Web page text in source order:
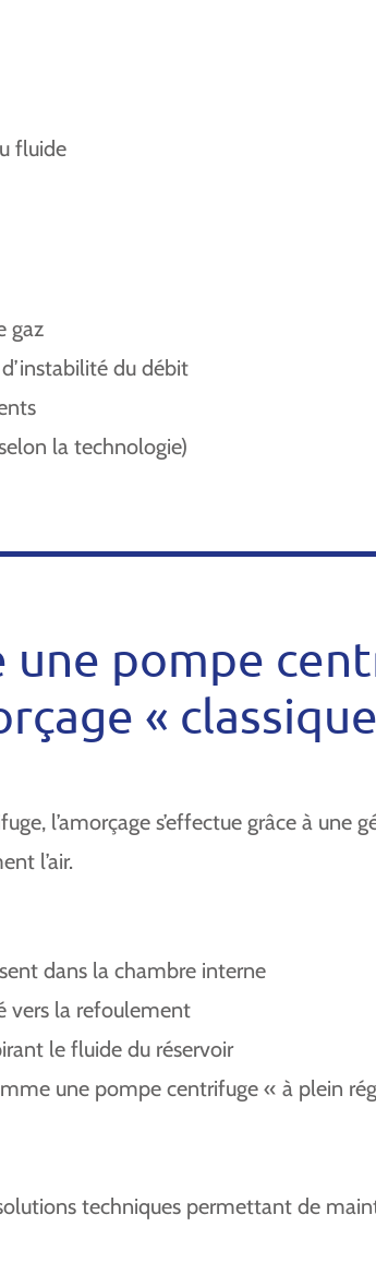
fluide
gaz
du débit
la technologie)
pompe
«
l’amorçage s’effectue grâce à une
l’air.
dans la chambre interne
vers la refoulement
le fluide du réservoir
une pompe centrifuge « à plein
techniques permettant de